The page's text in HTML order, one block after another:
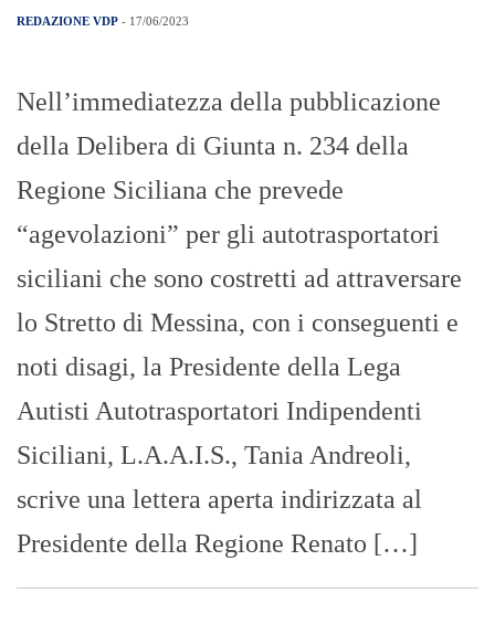
REDAZIONE VDP - 17/06/2023
Nell’immediatezza della pubblicazione
della Delibera di Giunta n. 234 della
Regione Siciliana che prevede
“agevolazioni” per gli autotrasportatori
siciliani che sono costretti ad attraversare
lo Stretto di Messina, con i conseguenti e
noti disagi, la Presidente della Lega
Autisti Autotrasportatori Indipendenti
Siciliani, L.A.A.I.S., Tania Andreoli,
scrive una lettera aperta indirizzata al
Presidente della Regione Renato […]